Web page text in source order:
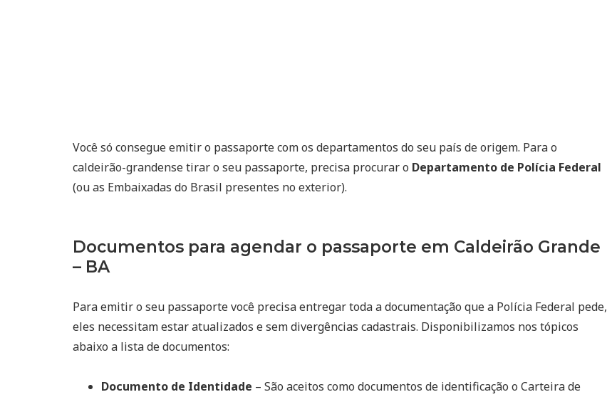
Você só consegue emitir o passaporte com os departamentos do seu país de origem. Para o
caldeirão-grandense tirar o seu passaporte, precisa procurar o Departamento de Polícia Federal
(ou as Embaixadas do Brasil presentes no exterior).
Documentos para agendar o passaporte em Caldeirão Grande
– BA
Para emitir o seu passaporte você precisa entregar toda a documentação que a Polícia Federal pede,
eles necessitam estar atualizados e sem divergências cadastrais. Disponibilizamos nos tópicos
abaixo a lista de documentos:
Documento de Identidade – São aceitos como documentos de identificação o Carteira de